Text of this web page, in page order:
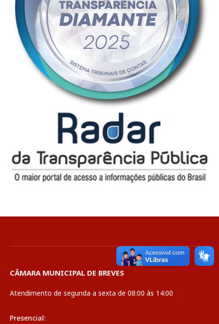
CÂMARA MUNICIPAL DE BREVES
Atendimento de segunda a sexta de 08:00 às 14:00
Presencial: